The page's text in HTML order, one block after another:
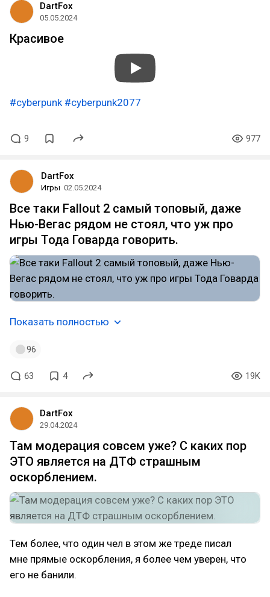
DartFox
05.05.2024
Красивое
#cyberpunk #cyberpunk2077
9 977
DartFox
Игры 02.05.2024
Все таки Fallout 2 самый топовый, даже
Нью-Вегас рядом не стоял, что уж про
игры Тода Говарда говорить.
Показать полностью
96
63 4 19K
DartFox
29.04.2024
Там модерация совсем уже? С каких пор
ЭТО является на ДТФ страшным
оскорблением.
Тем более, что один чел в этом же треде писал
мне прямые оскорбления, я более чем уверен, что
его не банили.